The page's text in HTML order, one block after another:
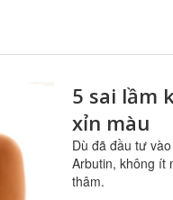
5 sai lầm
xỉn màu
Dù đã đầu tư
Arbutin, không ít
thâm.